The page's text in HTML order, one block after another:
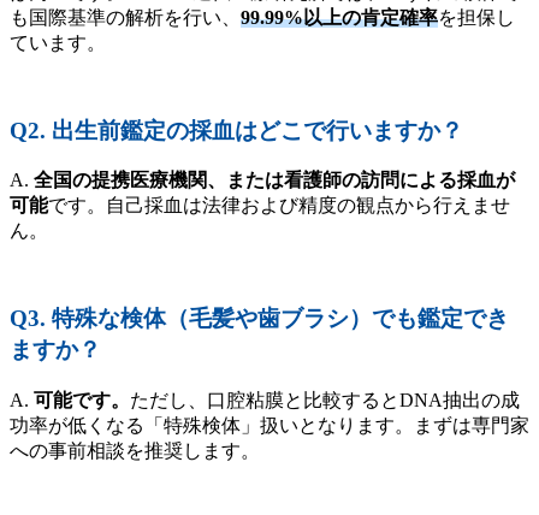
も国際基準の解析を行い、 99.99%以上の肯定確率を担保し
ています。
Q2. 出生前鑑定の採血はどこで行いますか？
A. 全国の提携医療機関、または看護師の訪問による採血が
可能です。自己採血は法律および精度の観点から行えませ
ん。
Q3. 特殊な検体（毛髪や歯ブラシ）でも鑑定でき
ますか？
A. 可能です。 ただし、口腔粘膜と比較するとDNA抽出の成
功率が低くなる「特殊検体」扱いとなります。まずは専門家
への事前相談を推奨します。